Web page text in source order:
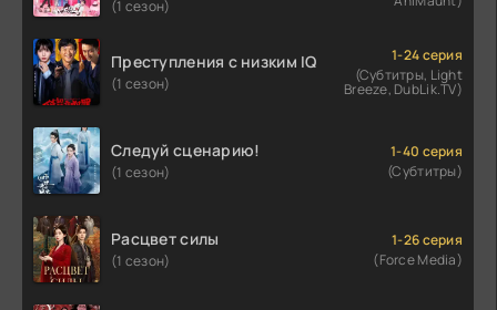
(1 сезон)
Преступления с низким IQ
(1 сезон)
1-24 серия
(Субтитры, Light
Breeze, DubLik.TV)
Следуй сценарию!
(1 сезон)
1-40 серия
(Субтитры)
Расцвет силы
(1 сезон)
1-26 серия
(Force Media)